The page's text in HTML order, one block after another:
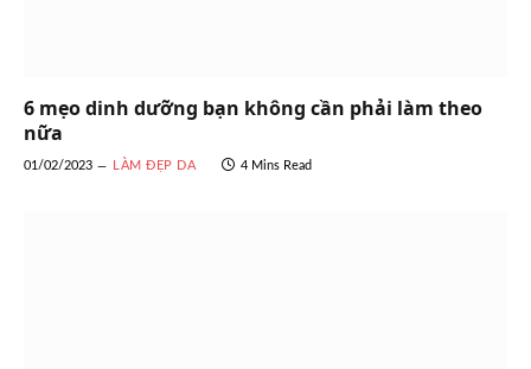
6 mẹo dinh dưỡng bạn không cần phải làm theo
nữa
01/02/2023 LÀM ĐẸP DA 4 Mins Read